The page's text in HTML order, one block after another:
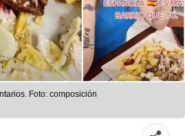
Foto: composición